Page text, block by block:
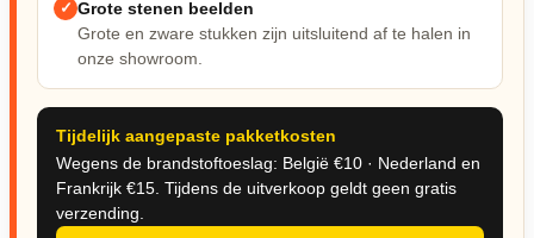
✓ Grote stenen beelden
Grote en zware stukken zijn uitsluitend af te halen in
onze showroom.
Tijdelijk aangepaste pakketkosten
Wegens de brandstoftoeslag: België €10 · Nederland en
Frankrijk €15. Tijdens de uitverkoop geldt geen gratis
verzending.